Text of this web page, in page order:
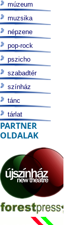
múzeum
muzsika
népzene
pop-rock
pszicho
szabadtér
színház
tánc
tárlat
PARTNER
OLDALAK